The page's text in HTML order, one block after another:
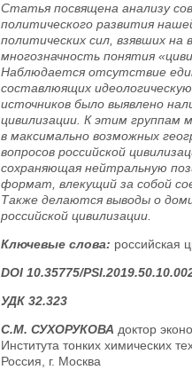
Статья посвящена анализу
политического развития
политических сил, взявших
многозначность понятия
Наблюдается отсутствие
составлюящих
источников было выявлено
цивилизации. К этим группам
в максимально возможных
вопросов российской
сохраняющая нейтральную
формат, влекущий за собой
Также делаются выводы о
российской цивилизации.
Ключевые слова: российская
DOI 10.35775/
УДК 32.323
С.М. СУХОРУКОВА доктор
Института тонких химических
Россия, г. Москва